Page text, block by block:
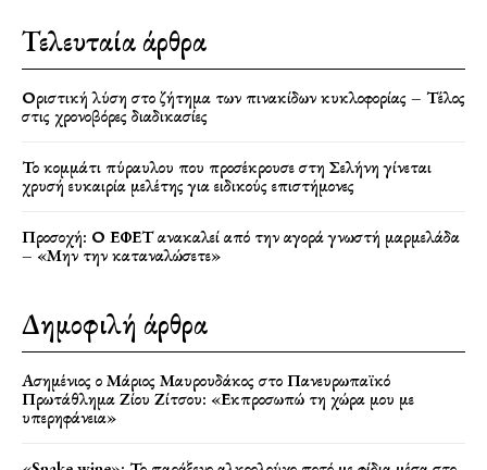
Τελευταία άρθρα
Οριστική λύση στο ζήτημα των πινακίδων κυκλοφορίας – Τέλος
στις χρονοβόρες διαδικασίες
Το κομμάτι πύραυλου που προσέκρουσε στη Σελήνη γίνεται
χρυσή ευκαιρία μελέτης για ειδικούς επιστήμονες
Προσοχή: Ο ΕΦΕΤ ανακαλεί από την αγορά γνωστή μαρμελάδα
– «Μην την καταναλώσετε»
Δημοφιλή άρθρα
Ασημένιος ο Μάριος Μαυρουδάκος στο Πανευρωπαϊκό
Πρωτάθλημα Ζίου Ζίτσου: «Εκπροσωπώ τη χώρα μου με
υπερηφάνεια»